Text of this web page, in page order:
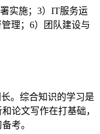
实施；3）IT服务运
理；6）团队建设与
。综合知识的学习是
论文写作在打基础，
考。